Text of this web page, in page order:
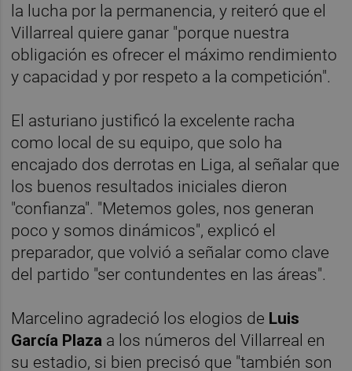
la lucha por la permanencia, y reiteró que el
Villarreal quiere ganar "porque nuestra
obligación es ofrecer el máximo rendimiento
y capacidad y por respeto a la competición".
El asturiano justificó la excelente racha
como local de su equipo, que solo ha
encajado dos derrotas en Liga, al señalar que
los buenos resultados iniciales dieron
"confianza". "Metemos goles, nos generan
poco y somos dinámicos", explicó el
preparador, que volvió a señalar como clave
del partido "ser contundentes en las áreas".
Marcelino agradeció los elogios de Luis
García Plaza a los números del Villarreal en
su estadio, si bien precisó que "también son